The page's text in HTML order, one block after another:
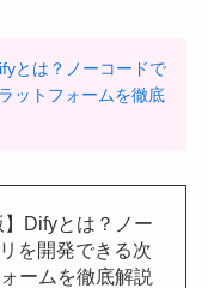
とは？ノーコードで
ットフォームを徹底
】Difyとは？ノー
を開発できる次
ームを徹底解説